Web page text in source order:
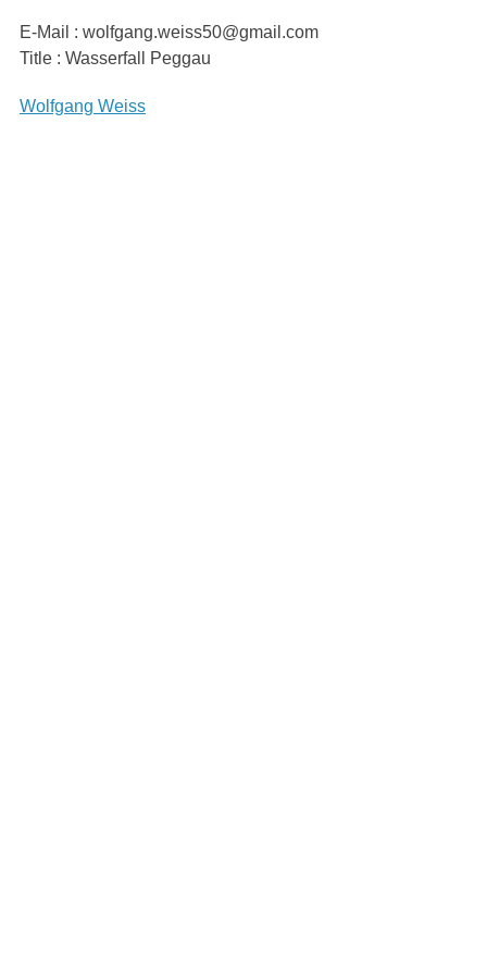
content
E-Mail : wolfgang.weiss50@gmail.com
Title : Wasserfall Peggau
Beitragsnavigation
Wolfgang Weiss